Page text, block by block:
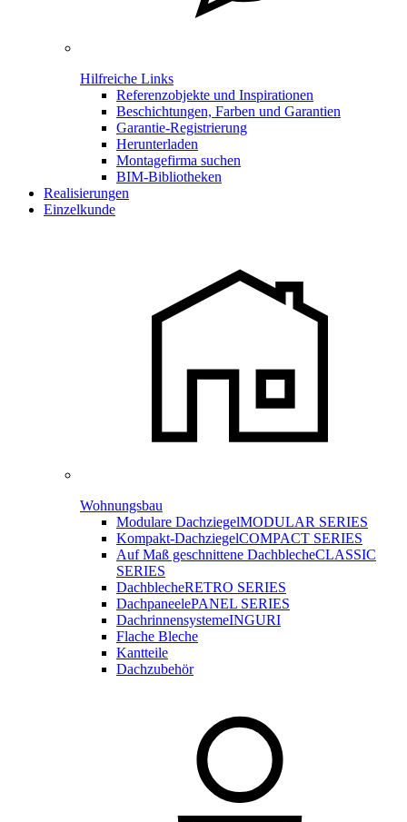
Hilfreiche Links
Referenzobjekte und Inspirationen
Beschichtungen, Farben und Garantien
Garantie-Registrierung
Herunterladen
Montagefirma suchen
BIM-Bibliotheken
Realisierungen
Einzelkunde
Wohnungsbau
Modulare DachziegelMODULAR SERIES
Kompakt-DachziegelCOMPACT SERIES
Auf Maß geschnittene DachblecheCLASSIC
SERIES
DachblecheRETRO SERIES
DachpaneelePANEL SERIES
DachrinnensystemeINGURI
Flache Bleche
Kantteile
Dachzubehör